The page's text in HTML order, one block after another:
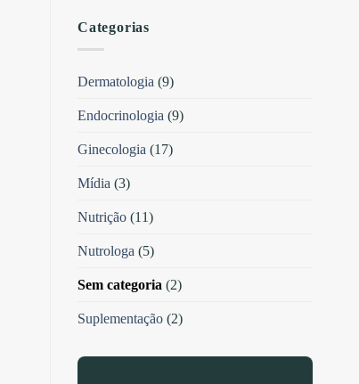
Categorias
Dermatologia (9)
Endocrinologia (9)
Ginecologia (17)
Mídia (3)
Nutrição (11)
Nutrologa (5)
Sem categoria (2)
Suplementação (2)